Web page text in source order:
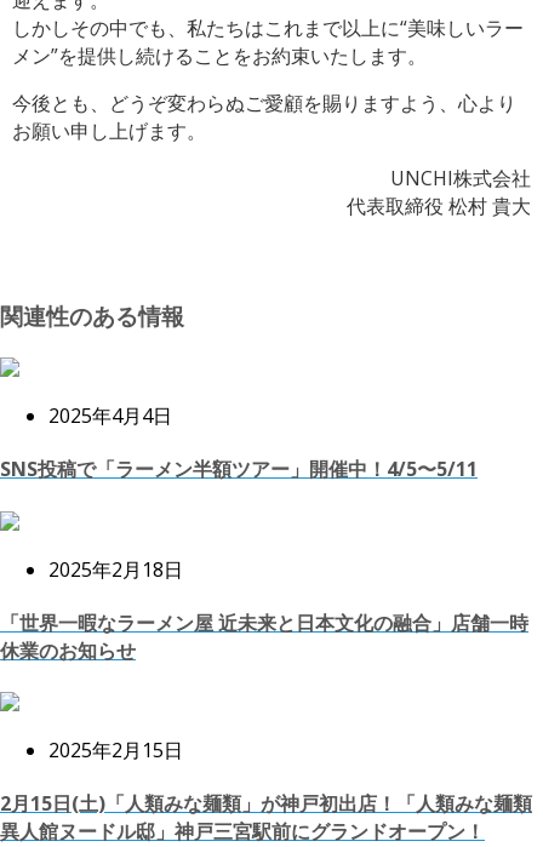
しかしその中でも、私たちはこれまで以上に“美味しいラー
メン”を提供し続けることをお約束いたします。
今後とも、どうぞ変わらぬご愛顧を賜りますよう、心より
お願い申し上げます。
UNCHI株式会社
代表取締役 松村 貴大
関連性のある情報
2025年4月4日
SNS投稿で「ラーメン半額ツアー」開催中！4/5〜5/11
2025年2月18日
「世界一暇なラーメン屋 近未来と日本文化の融合」店舗一時
休業のお知らせ
2025年2月15日
2月15日(土)「人類みな麺類」が神戸初出店！「人類みな麺類
異人館ヌードル邸」神戸三宮駅前にグランドオープン！